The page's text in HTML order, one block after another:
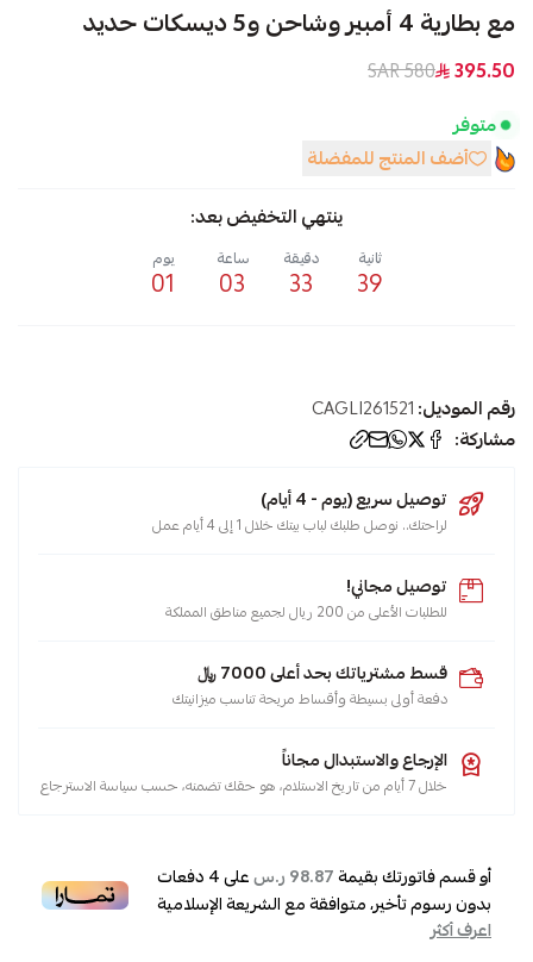
مع بطارية 4 أمبير وشاحن و5 ديسكات حديد
395.50
580 SAR
متوفر
أضف المنتج للمفضلة
ينتهي التخفيض بعد:
38
ثانية
33
دقيقة
03
ساعة
01
يوم
رقم الموديل:CAGLI261521
مشاركة:
توصيل سريع (يوم - 4 أيام)
لراحتك.. نوصل طلبك لباب بيتك خلال 1 إلى 4 أيام عمل
توصيل مجاني!
للطلبات الأعلى من 200 ريال لجميع مناطق المملكة
قسط مشترياتك بحد أعلى 7000 ﷼
دفعة أولى بسيطة وأقساط مريحة تناسب ميزانيتك
الإرجاع والاستبدال مجاناً
خلال 7 أيام من تاريخ الاستلام، هو حقك تضمنه، حسب سياسة الاسترجاع
أو قسم فاتورتك بقيمة98.87 ر.س على4دفعات
بدون رسوم تأخير، متوافقة مع الشريعة الإسلامية
اعرف أكثر